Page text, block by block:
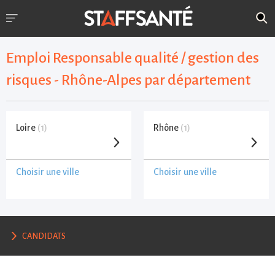
Emploi Responsable qualité / gestion des
risques - Rhône-Alpes par département
Loire (1)
Choisir une ville
Rhône (1)
Choisir une ville
CANDIDATS